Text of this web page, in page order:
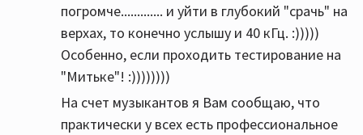
погромче............. и уйти в глубокий "срачь" на
верхах, то конечно услышу и 40 кГц. :)))))
Особенно, если проходить тестирование на
"Митьке"! :))))))))
На счет музыкантов я Вам сообщаю, что
практически у всех есть профессиональное